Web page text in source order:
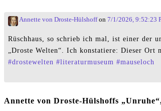
Annette von Droste-Hülshoffon 7/1/2026, 9:52:23
Rüschhaus, so schrieb ich mal, ist einer der
„Droste Welten“. Ich konstatiere: Dieser
#drostewelten #literaturmuseum #mauseloch
Annette von Droste-Hülshoffs